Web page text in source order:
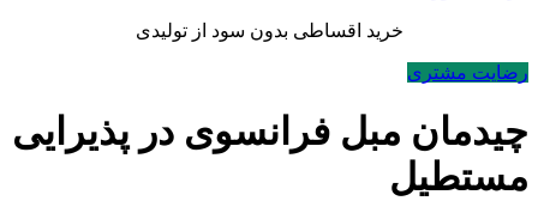
خرید اقساطی بدون سود از تولیدی
رضایت مشتری
چیدمان مبل فرانسوی در پذیرایی
مستطیل